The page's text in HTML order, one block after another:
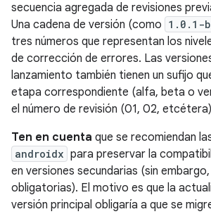
secuencia agregada de revisiones
Una cadena de versión (como 1.0.1-
tres números que representan los
de corrección de errores. Las
lanzamiento también tienen un sufijo
etapa correspondiente (alfa, beta o
el número de revisión (01, 02,
Ten en cuenta que se recomiendan
androidx para preservar la
en versiones secundarias (sin
obligatorias). El motivo es que la
versión principal obligaría a que se